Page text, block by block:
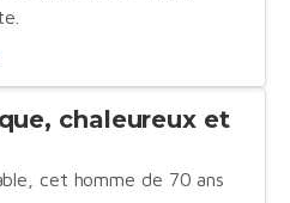
chaleureux et
cet homme de 70 ans